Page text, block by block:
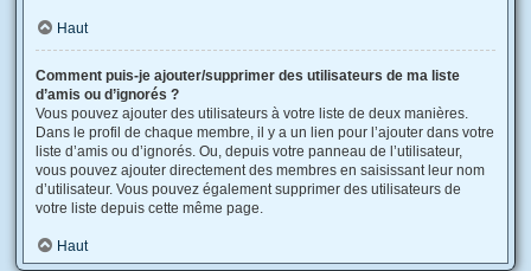
Haut
Comment puis-je ajouter/supprimer des utilisateurs de ma liste
d’amis ou d’ignorés ?
Vous pouvez ajouter des utilisateurs à votre liste de deux manières.
Dans le profil de chaque membre, il y a un lien pour l’ajouter dans votre
liste d’amis ou d’ignorés. Ou, depuis votre panneau de l’utilisateur,
vous pouvez ajouter directement des membres en saisissant leur nom
d’utilisateur. Vous pouvez également supprimer des utilisateurs de
votre liste depuis cette même page.
Haut